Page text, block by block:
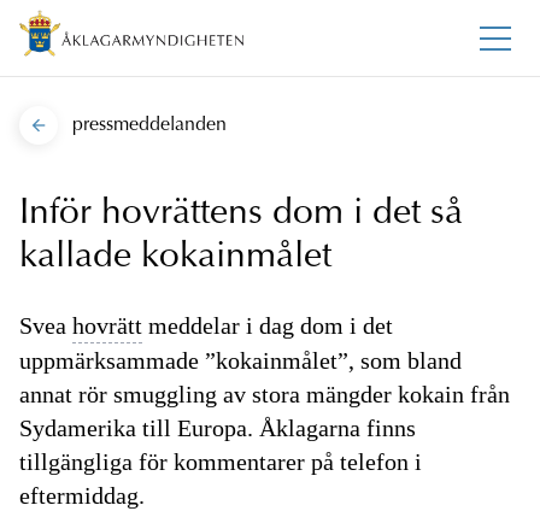
pressmeddelanden
Inför hovrättens dom i det så
kallade kokainmålet
Svea hovrätt meddelar i dag dom i det
uppmärksammade ”kokainmålet”, som bland
annat rör smuggling av stora mängder kokain från
Sydamerika till Europa. Åklagarna finns
tillgängliga för kommentarer på telefon i
eftermiddag.